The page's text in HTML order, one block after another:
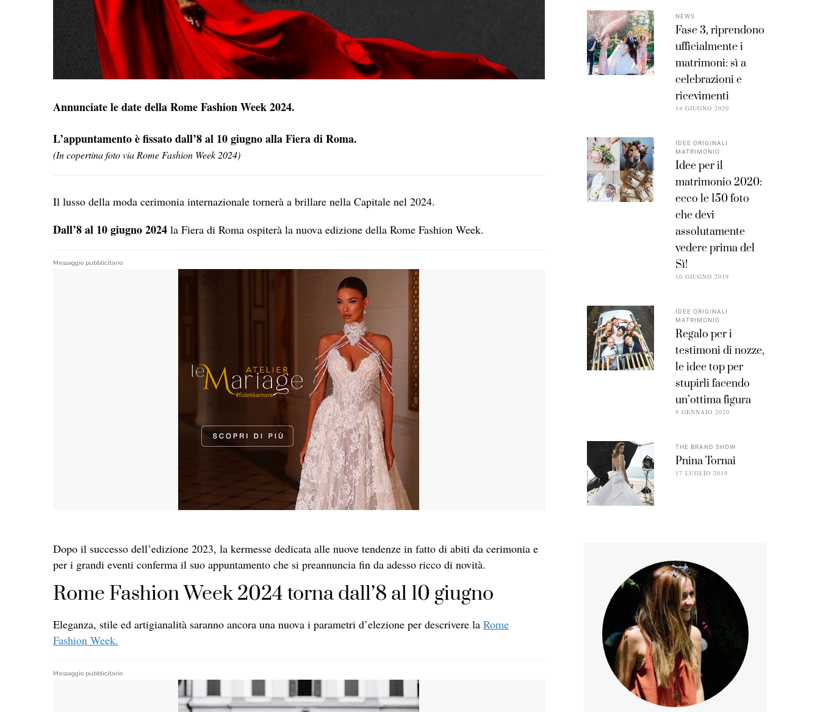
Annunciate le date della Rome Fashion Week 2024.
L’appuntamento è fissato dall’8 al 10 giugno alla Fiera di Roma.
(In copertina foto via Rome Fashion Week 2024)
Il lusso della moda cerimonia internazionale tornerà a brillare nella Capitale nel 2024.
Dall’8 al 10 giugno 2024 la Fiera di Roma ospiterà la nuova edizione della Rome Fashion Week.
Messaggio pubblicitario
Dopo il successo dell’edizione 2023, la kermesse dedicata alle nuove tendenze in fatto di abiti da cerimonia e
per i grandi eventi conferma il suo appuntamento che si preannuncia fin da adesso ricco di novità.
Rome Fashion Week 2024 torna dall’8 al 10 giugno
Eleganza, stile ed artigianalità saranno ancora una nuova i parametri d’elezione per descrivere la Rome
Fashion Week.
Messaggio pubblicitario
NEWS
Fase 3, riprendono
ufficialmente i
matrimoni: sì a
celebrazioni e
ricevimenti
14 GIUGNO 2020
IDEE ORIGINALI
MATRIMONIO
Idee per il
matrimonio 2020:
ecco le 150 foto
che devi
assolutamente
vedere prima del
Sì!
10 GIUGNO 2019
IDEE ORIGINALI
MATRIMONIO
Regalo per i
testimoni di nozze,
le idee top per
stupirli facendo
un’ottima figura
9 GENNAIO 2020
THE BRAND SHOW
Pnina Tornai
17 LUGLIO 2019